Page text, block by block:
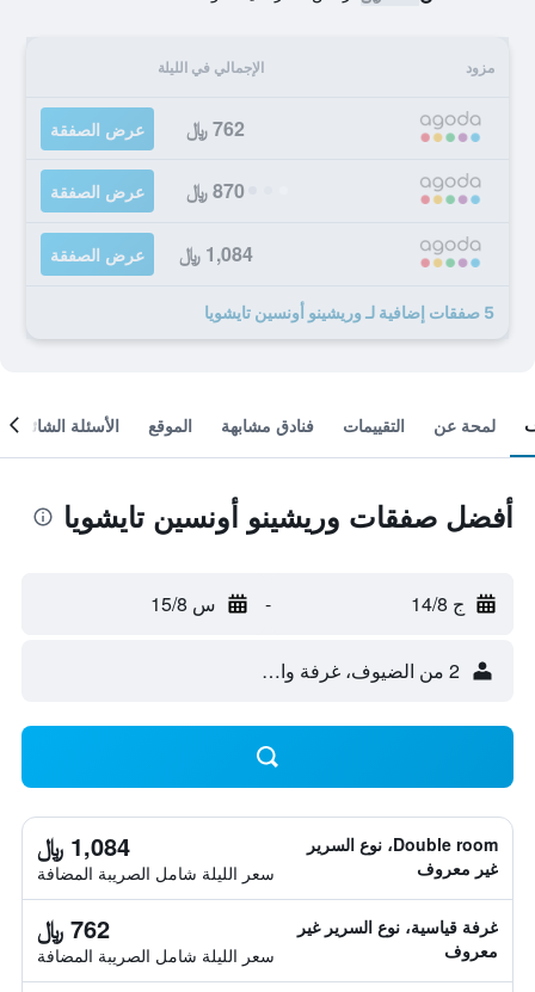
مزود الإجمالي في الليلة
762 ﷼ عرض الصفقة
870 ﷼ عرض الصفقة
1,084 ﷼ عرض الصفقة
5 صفقات إضافية لـ وريشينو أونسين تايشويا
لمحة عن التقييمات فنادق مشابهة الموقع الأسئلة الشائعة
أفضل صفقات وريشينو أونسين تايشويا
ج 14/8 - س 15/8
2 من الضيوف، غرفة واحدة
Double room، نوع السرير
غير معروف
1,084 ﷼
سعر الليلة شامل الصريبة المضافة
غرفة قياسية، نوع السرير غير
معروف
762 ﷼
سعر الليلة شامل الصريبة المضافة